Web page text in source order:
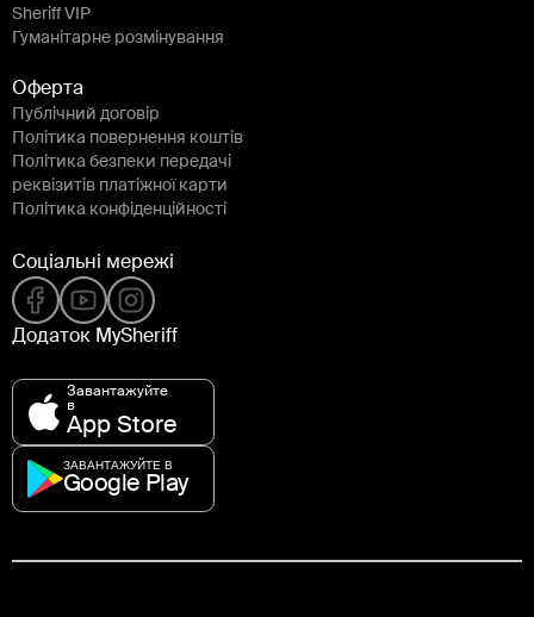
Sheriff VIP
Гуманітарне розмінування
Оферта
Публічний договір
Політика повернення коштів
Політика безпеки передачі
реквізитів платіжної карти
Політика конфіденційності
Соціальні мережі
Додаток MySheriff
Завантажуйте
в
App Store
ЗАВАНТАЖУЙТЕ В
Google Play